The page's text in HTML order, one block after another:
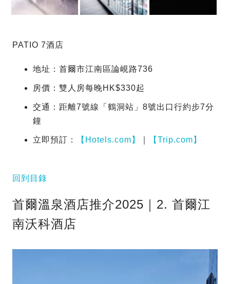
PATIO 7酒店
地址：首爾市江南區論峴路736
房價：雙人房每晚HK$330起
交通：距離7號線「鶴洞站」8號出口行約步7分
鐘
立即預訂： 【Hotels.com】 【Trip.com】
回到目錄
首爾溫泉酒店推介2025｜2. 首爾江
南沃科酒店